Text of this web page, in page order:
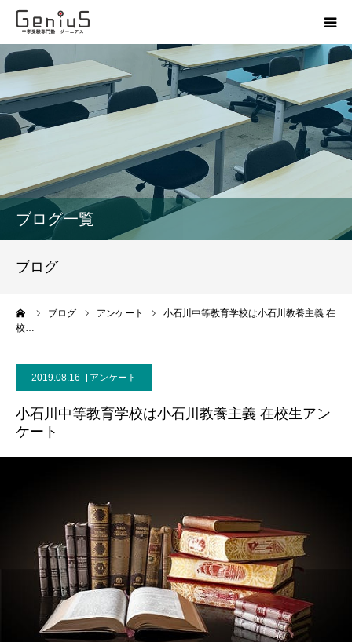
ブログ一覧
ブログ
ブログ アンケート
小石川中等教育学校は小石川教養主義 在
校…
2019.08.16 アンケート
小石川中等教育学校は小石川教養主義 在校生アン
ケート
授業
志望校別特訓
模試